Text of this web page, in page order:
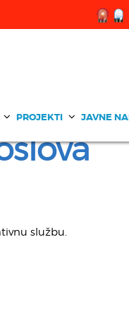
PROJEKTI JAVNE
službu.